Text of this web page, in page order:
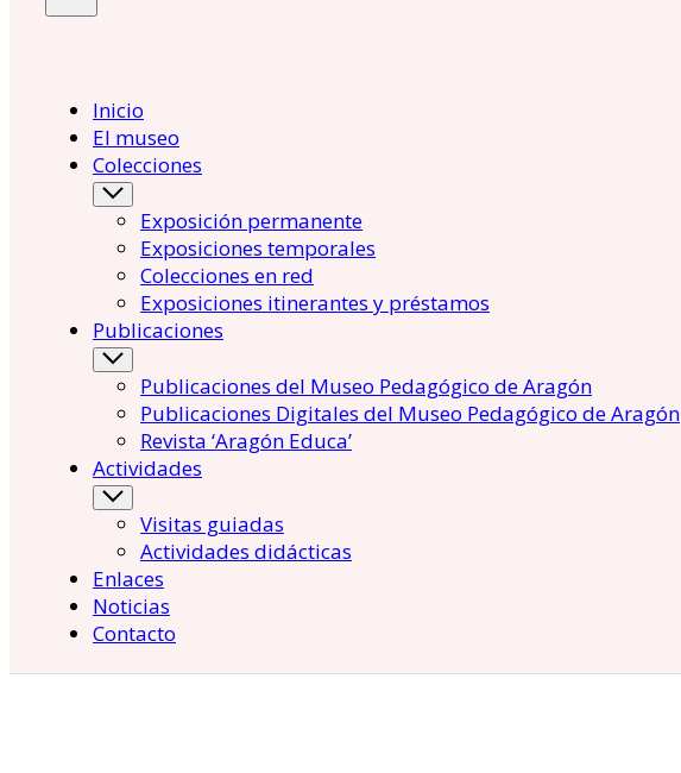
Inicio
El museo
Colecciones
Exposición permanente
Exposiciones temporales
Colecciones en red
Exposiciones itinerantes y préstamos
Publicaciones
Publicaciones del Museo Pedagógico de Aragón
Publicaciones Digitales del Museo Pedagógico de Aragón
Revista ‘Aragón Educa’
Actividades
Visitas guiadas
Actividades didácticas
Enlaces
Noticias
Contacto